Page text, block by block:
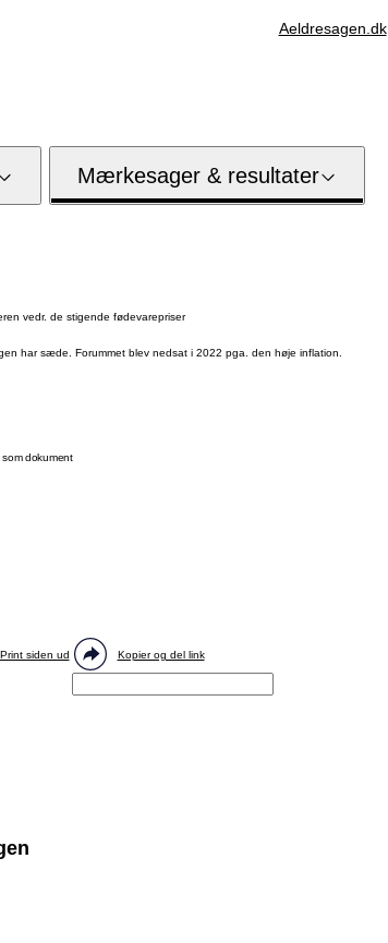
Aeldresagen.dk
Mærkesager & resultater
vedr. de stigende fødevarepriser
har sæde. Forummet blev nedsat i 2022 pga. den høje inflation.
som dokument
Print siden ud Kopier og del link